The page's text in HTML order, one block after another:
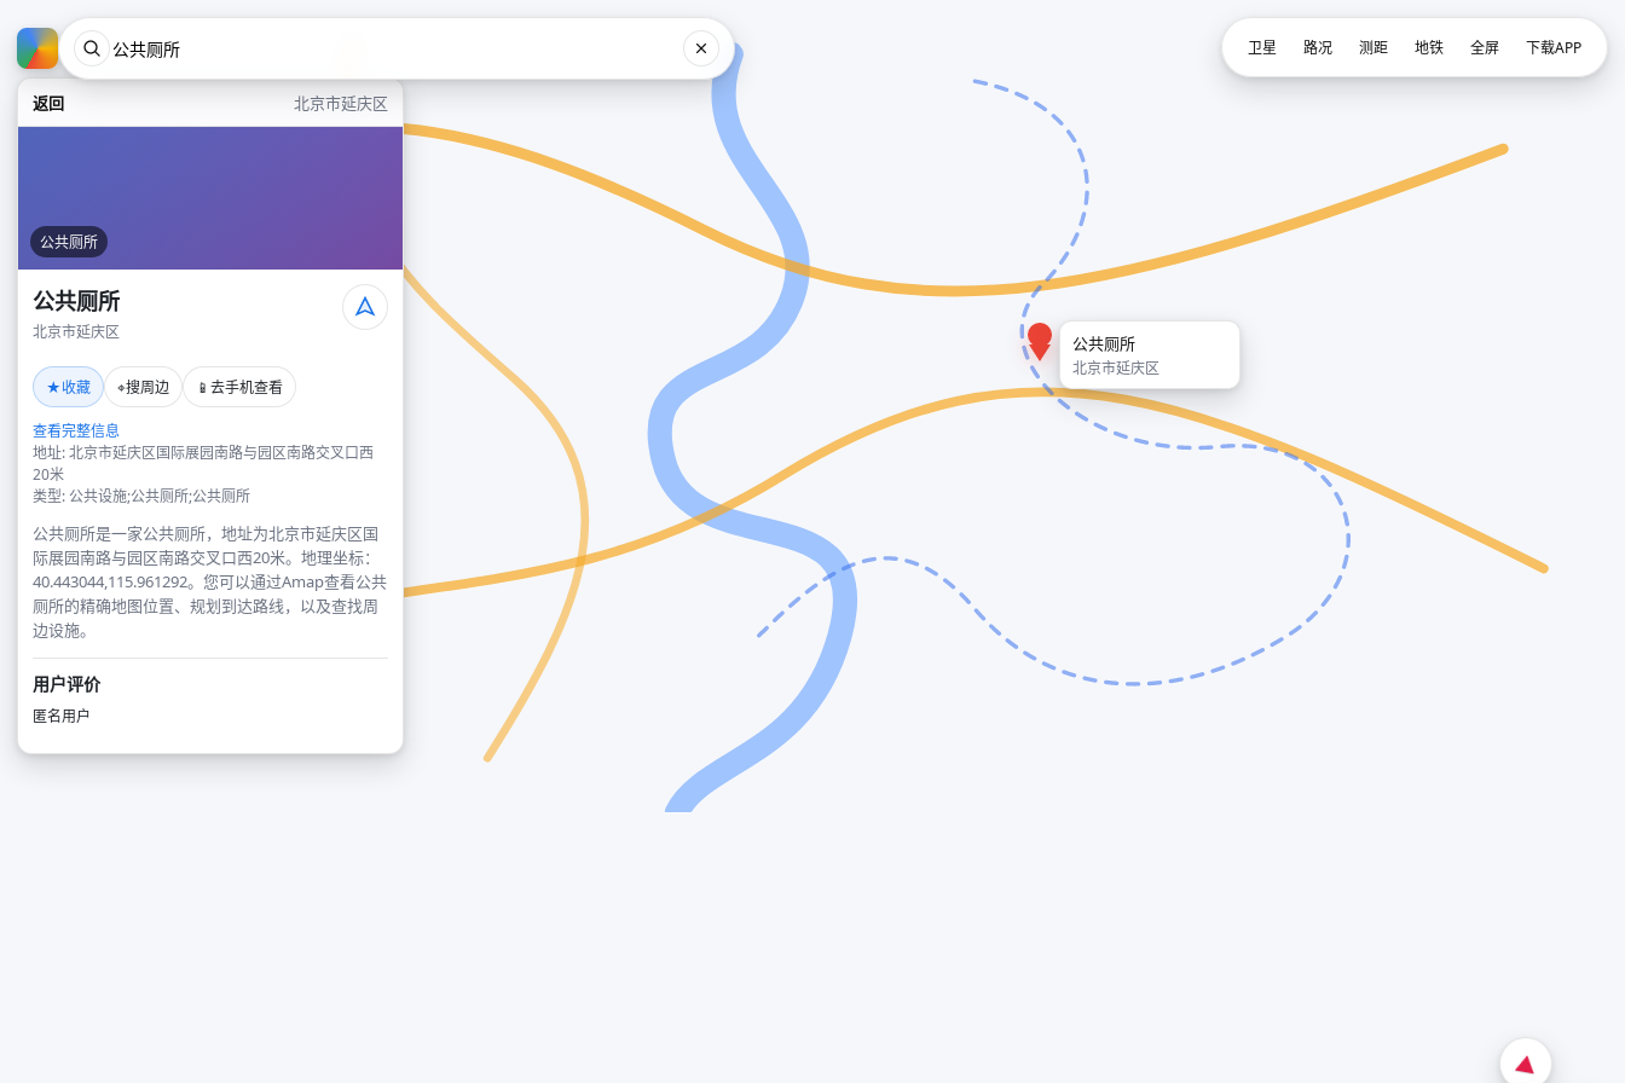
返回 北京市延庆区
公共厕所
公共厕所
北京市延庆区
★收藏 ⌖搜周边 📱 去手机查看
查看完整信息
地址: 北京市延庆区国际展园南路与园区南路交叉口西
20米
类型: 公共设施;公共厕所;公共厕所
公共厕所是一家公共厕所，地址为北京市延庆区国
际展园南路与园区南路交叉口西20米。地理坐标：
40.443044,115.961292。您可以通过Amap查看公共
厕所的精确地图位置、规划到达路线，以及查找周
边设施。
用户评价
匿名用户
公共厕所
北京市延庆区
卫星 路况 测距 地铁 全屏 下载APP